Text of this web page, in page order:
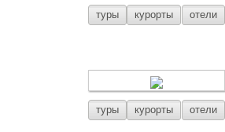
туры курорты отели
туры курорты отели